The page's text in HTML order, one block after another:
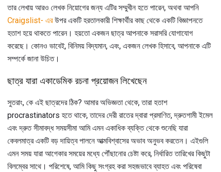
তার লেখায় আরও লেখক নিয়োগের জন্য এটির সম্মুখীন হতে পারেন, অথবা আপনি
Craigslist- এরউপর একটি হরতালকারী শিক্ষার্থীর কাছ থেকে একটি বিজ্ঞাপনতে
হতাশ হয়ে থাকতে পারেন। হয়তো একজন ছাত্র আপনাকে সরাসরি যোগাযোগ
করেছে। কোনও ভাবেই, বিনিময় বিদ্যমান, এবং, একজন লেখক হিসাবে, আপনাকে এটি
সম্পর্কে জানা উচিত।
ছাত্র যারা একাডেমিক রচনা প্রয়োজন লিখেছেন
সুতরাং, কে এই ছাত্রদের ঠিক? আমার অভিজ্ঞতা থেকে, তারা হতাশ
procrastinators হতে থাকে, তাদের দেরী রাতের দ্বারা প্রমাণিত, দ্রুতগামী ইমেল
এবং দ্রুত সীমাবদ্ধ সময়সীমা আমি এমন একাধিক ব্যক্তি থেকে শুনেছি যারা
কেবলমাত্র একটি বড় দায়িত্ব পালনে আত্মবিশ্বাসের অভাব অনুভব করতেন। এইগুলি
এমন সময় যারা আগেকার সময়ের মধ্যে পৌঁছানোর চেষ্টা করে, নির্ধারিত তারিখের কিছুটা
বিলম্বের সাথে। পরিশেষে, আমি কিছু সংগ্রহ করা সহজভাবে ব্যাহত এবং পরিষেবা